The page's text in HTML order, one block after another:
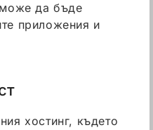
може да бъде
приложения и
хостинг, където